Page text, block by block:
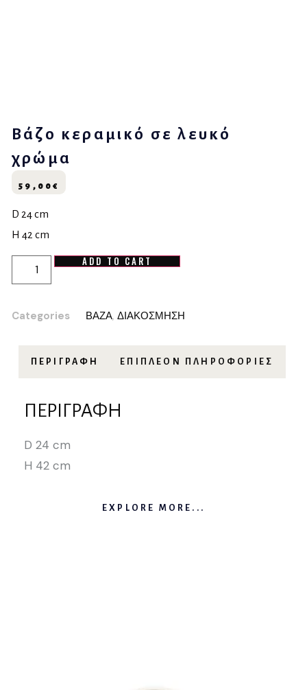
Βάζο κεραμικό σε λευκό
χρώμα
59,00€
D 24 cm
H 42 cm
ADD TO CART
Categories ΒΑΖΑ, ΔΙΑΚΟΣΜΗΣΗ
ΠΕΡΙΓΡΑΦΉ ΕΠΙΠΛΈΟΝ ΠΛΗΡΟΦΟΡΊΕΣ
ΠΕΡΙΓΡΑΦΉ
D 24 cm
H 42 cm
EXPLORE MORE...